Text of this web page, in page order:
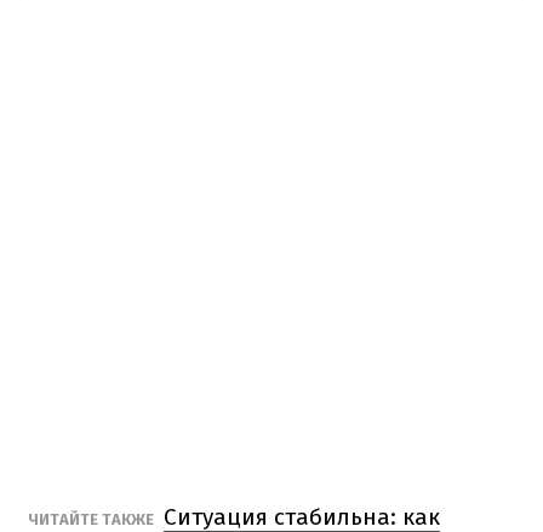
ЧИТАЙТЕ ТАКЖЕ Ситуация стабильна: как